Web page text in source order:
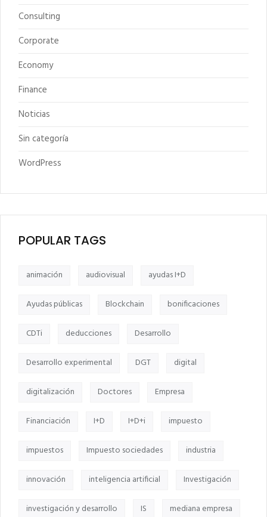
Consulting
Corporate
Economy
Finance
Noticias
Sin categoría
WordPress
POPULAR TAGS
animación audiovisual ayudas I+D
Ayudas públicas Blockchain bonificaciones
CDTi deducciones Desarrollo
Desarrollo experimental DGT digital
digitalización Doctores Empresa
Financiación I+D I+D+i impuesto
impuestos Impuesto sociedades industria
innovación inteligencia artificial Investigación
investigación y desarrollo IS mediana empresa